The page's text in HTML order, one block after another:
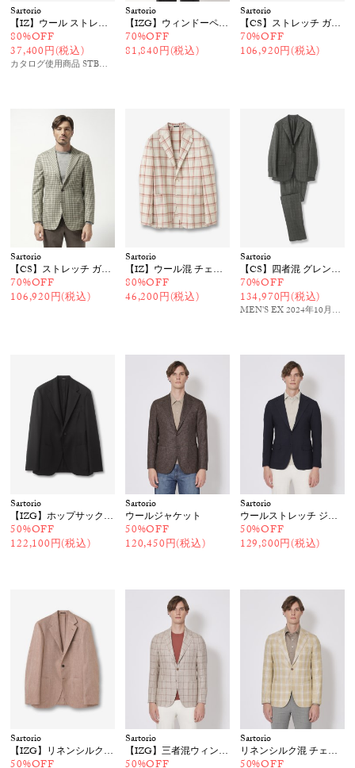
Sartorio
【IZ】ウール ストレッチチェックジャケット
80%OFF
37,400円(税込)
カタログ使用商品 STBMENS24SPRING
Sartorio
【IZG】ウィンドーペンジャケット
70%OFF
81,840円(税込)
Sartorio
【CS】ストレッチ ガンクラブチェックジャケット
70%OFF
106,920円(税込)
Sartorio
【CS】ストレッチ ガンクラブチェックジャケット
70%OFF
106,920円(税込)
Sartorio
【IZ】ウール混 チェックジャケット
80%OFF
46,200円(税込)
Sartorio
【CS】四者混 グレンチェックスーツ
70%OFF
134,970円(税込)
MEN'S EX 2024年10月号
Sartorio
【IZG】ホップサック ジャケット
50%OFF
122,100円(税込)
Sartorio
ウールジャケット
50%OFF
120,450円(税込)
Sartorio
ウールストレッチ ジャケット
50%OFF
129,800円(税込)
Sartorio
【IZG】リネンシルク ヘリンボーン柄ジャケット
Sartorio
【IZG】三者混ウィンドウペーン チェックジャケット
Sartorio
リネンシルク混 チェック柄ジャケット